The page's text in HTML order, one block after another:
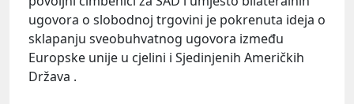
ugovora o slobodnoj trgovini je pokrenuta ideja o
sklapanju sveobuhvatnog ugovora između
Europske unije u cjelini i Sjedinjenih Američkih
Država .